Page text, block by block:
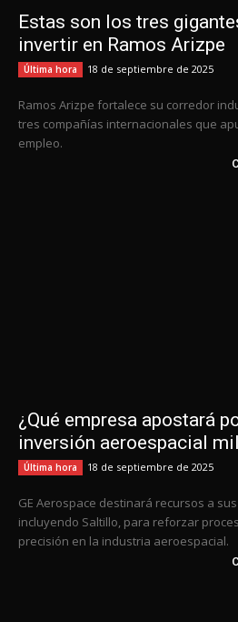
Estas son los tres
invertir en Ramos Arizpe
Última hora 18 de septiembre de 2025
Ramos Arizpe fortalece su corredor
tres compañías internacionales que
empleo.
¿Qué empresa apostará
inversión aeroespacial
Última hora 18 de septiembre de 2025
GE Aerospace destinará recursos a
incluyendo Saltillo, para reforzar
precisión en la industria aeroespacial.